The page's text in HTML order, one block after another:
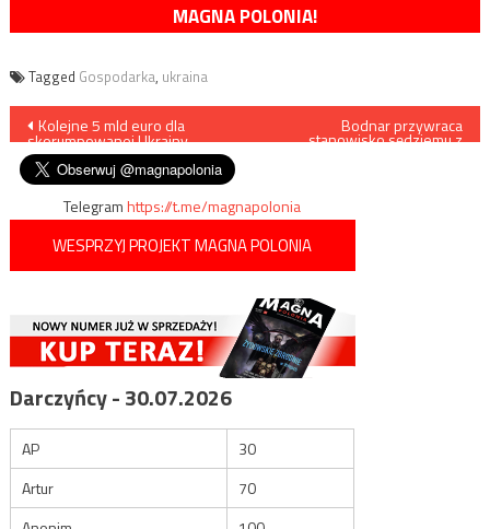
MAGNA POLONIA!
Tagged Gospodarka, ukraina
Nawigacja
wpisu
Kolejne 5 mld euro dla
skorumpowanej Ukrainy
Bodnar przywraca
stanowisko sędziemu z
Telegramhttps://t.me/magnapolonia
WESPRZYJ PROJEKT MAGNA POLONIA
Darczyńcy - 30.07.2026
AP
30
Artur
70